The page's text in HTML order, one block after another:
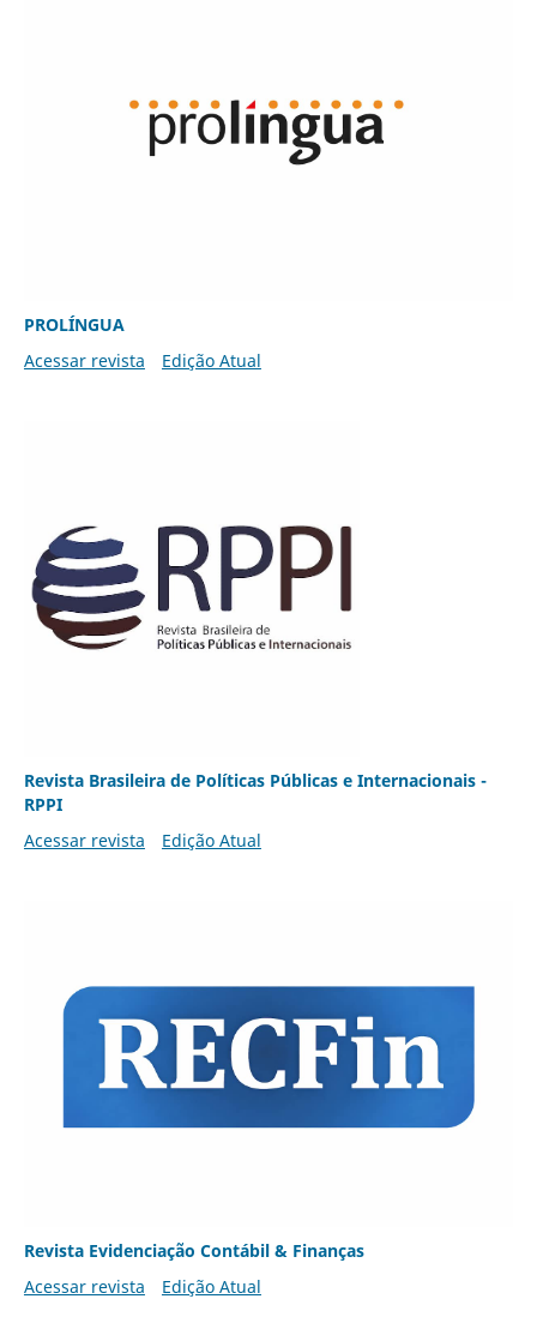
PROLÍNGUA
Acessar revista
Edição Atual
Revista Brasileira de Políticas Públicas e Internacionais -
RPPI
Acessar revista
Edição Atual
Revista Evidenciação Contábil & Finanças
Acessar revista
Edição Atual